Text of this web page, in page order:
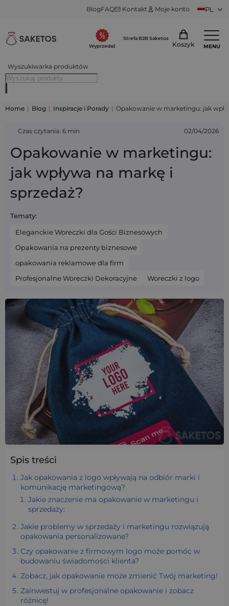
BlogFAQ Kontakt Moje konto PL
Wyszukiwarka produktów
Wyprzedaż
Strefa B2B Saketos
Koszyk MENU
Home | Blog | Inspiracje i Porady | Opakowanie w marketingu: jak
Czas czytania: 6 min 02/04/2026
Opakowanie w marketingu:
jak wpływa na markę i
sprzedaż?
Tematy:
Eleganckie Woreczki dla Gości Biznesowych
Opakowania na prezenty biznesowe
opakowania reklamowe dla firm
Profesjonalne Woreczki Dekoracyjne
Woreczki z logo
Spis treści
Jak opakowania z logo wpływają na odbiór marki i
komunikację marketingową?
Jakie znaczenie ma opakowanie w marketingu i
sprzedaży:
Jakie problemy w sprzedaży i marketingu rozwiązują
opakowania personalizowane?
Czy opakowanie z firmowym logo może pomóc w
budowaniu świadomości klienta?
Zobacz, jak opakowanie może zmienić Twój marketing!
Zainwestuj w profesjonalne opakowanie i zobacz
różnicę!